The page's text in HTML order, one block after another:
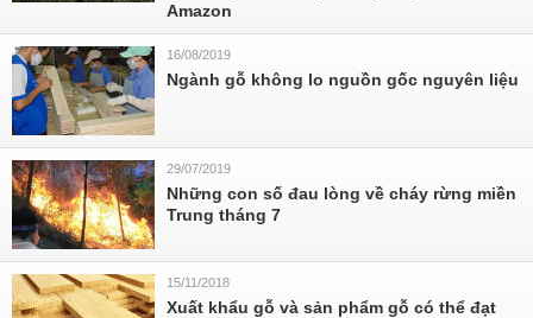
Amazon
16/08/2019
Ngành gỗ không lo nguồn gốc nguyên liệu
29/07/2019
Những con số đau lòng về cháy rừng miền
Trung tháng 7
15/11/2018
Xuất khẩu gỗ và sản phẩm gỗ có thể đạt